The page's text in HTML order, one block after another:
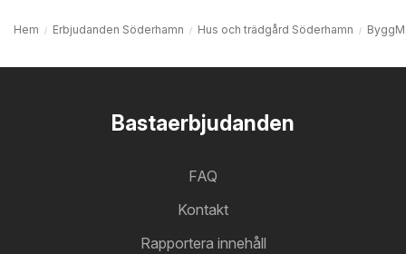
Hem Erbjudanden Söderhamn Hus och trädgård Söderhamn
Bastaerbjudanden
FAQ
Kontakt
Rapportera innehåll